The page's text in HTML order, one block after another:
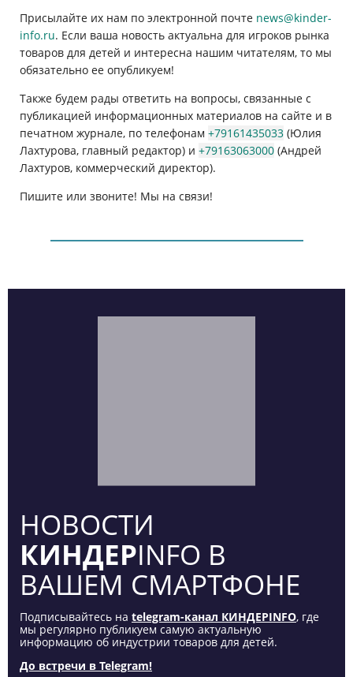
Присылайте их нам по электронной почте news@kinder-
info.ru. Если ваша новость актуальна для игроков рынка
товаров для детей и интересна нашим читателям, то мы
обязательно ее опубликуем!
Также будем рады ответить на вопросы, связанные с
публикацией информационных материалов на сайте и в
печатном журнале, по телефонам +79161435033 (Юлия
Лахтурова, главный редактор) и +79163063000 (Андрей
Лахтуров, коммерческий директор).
Пишите или звоните! Мы на связи!
НОВОСТИ
КИНДЕРINFO В
ВАШЕМ СМАРТФОНЕ
Подписывайтесь на telegram-канал КИНДЕРINFO, где
мы регулярно публикуем самую актуальную
информацию об индустрии товаров для детей.
До встречи в Telegram!